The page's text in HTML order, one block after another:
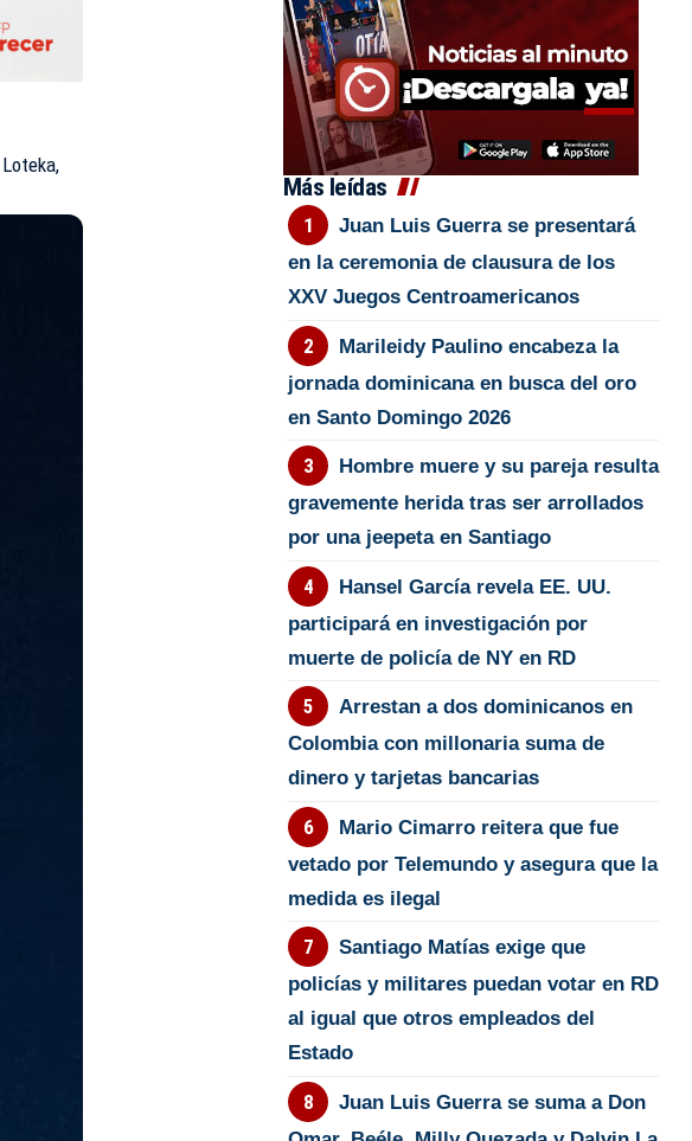
Más leídas
Juan Luis Guerra se presentará
en la ceremonia de clausura de los
XXV Juegos Centroamericanos
Marileidy Paulino encabeza la
jornada dominicana en busca del oro
en Santo Domingo 2026
Hombre muere y su pareja resulta
gravemente herida tras ser arrollados
por una jeepeta en Santiago
Hansel García revela EE. UU.
participará en investigación por
muerte de policía de NY en RD
Arrestan a dos dominicanos en
Colombia con millonaria suma de
dinero y tarjetas bancarias
Mario Cimarro reitera que fue
vetado por Telemundo y asegura que la
medida es ilegal
Santiago Matías exige que
policías y militares puedan votar en RD
al igual que otros empleados del
Estado
Juan Luis Guerra se suma a Don